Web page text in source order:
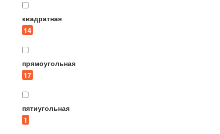
квадратная
14
прямоугольная
17
пятиугольная
1